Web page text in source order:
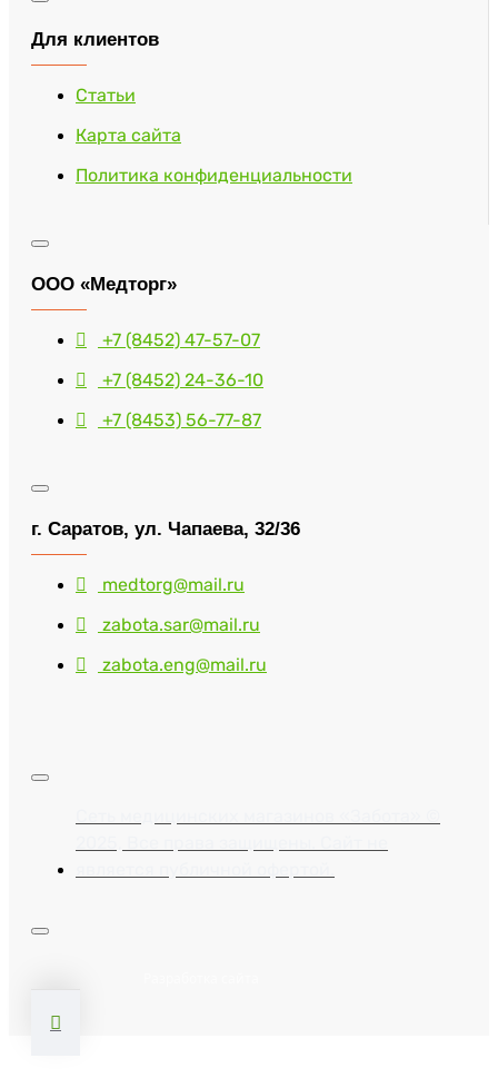
Для клиентов
Статьи
Карта сайта
Политика конфиденциальности
ООО «Медторг»
+7 (8452) 47-57-07
+7 (8452) 24-36-10
+7 (8453) 56-77-87
г. Саратов, ул. Чапаева, 32/36
medtorg@mail.ru
zabota.sar@mail.ru
zabota.eng@mail.ru